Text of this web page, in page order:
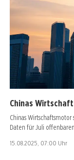
Chinas
Chinas
Daten für Juli
15.08.2025, 07:00 Uhr